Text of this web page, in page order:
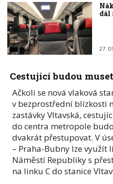
dál
27.
Cestující budou
Ačkoli se nová vlaková
v bezprostřední blízkosti
zastávky Vltavská,
do centra metropole
dvakrát přestupovat. V
– Praha-Bubny lze využít
Náměstí Republiky s
na linku C do stanice